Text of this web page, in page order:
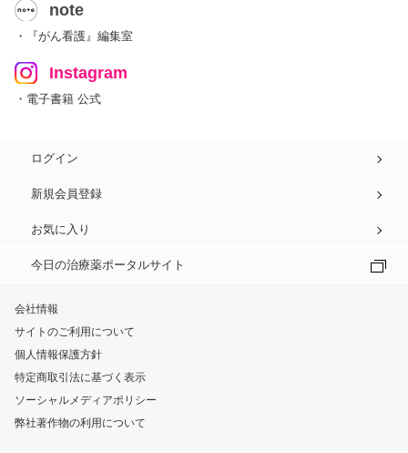
note
・『がん看護』編集室
Instagram
・電子書籍 公式
ログイン
新規会員登録
お気に入り
今日の治療薬ポータルサイト
会社情報
サイトのご利用について
個人情報保護方針
特定商取引法に基づく表示
ソーシャルメディアポリシー
弊社著作物の利用について